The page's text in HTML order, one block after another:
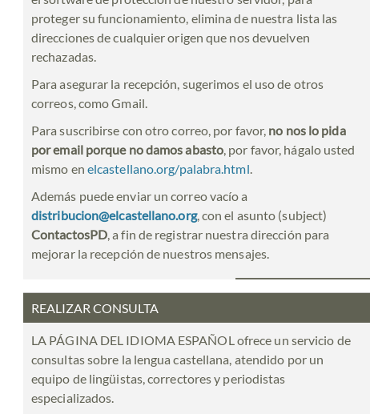
proteger su funcionamiento, elimina de nuestra lista las
direcciones de cualquier origen que nos devuelven
rechazadas.
Para asegurar la recepción, sugerimos el uso de otros
correos, como Gmail.
Para suscribirse con otro correo, por favor, no nos lo pida
por email porque no damos abasto, por favor, hágalo usted
mismo en elcastellano.org/palabra.html.
Además puede enviar un correo vacío a
distribucion@elcastellano.org, con el asunto (subject)
ContactosPD, a fin de registrar nuestra dirección para
mejorar la recepción de nuestros mensajes.
REALIZAR CONSULTA
LA PÁGINA DEL IDIOMA ESPAÑOL ofrece un servicio de
consultas sobre la lengua castellana, atendido por un
equipo de lingüistas, correctores y periodistas
especializados.